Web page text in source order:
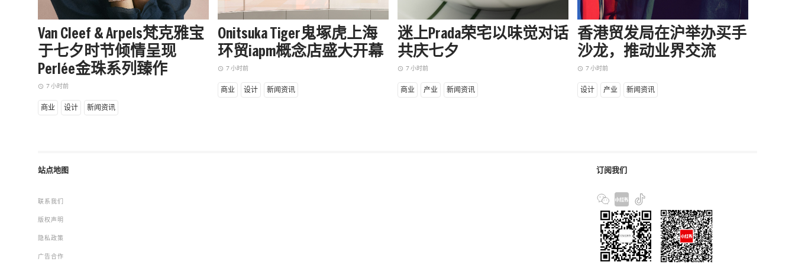
Van Cleef & Arpels梵克雅宝
于七夕时节倾情呈现
Perlée金珠系列臻作
access_time 7 小时前
商业 设计 新闻资讯
Onitsuka Tiger鬼塚虎上海
环贸iapm概念店盛大开幕
access_time 7 小时前
商业 设计 新闻资讯
迷上Prada荣宅以味觉对话
共庆七夕
access_time 7 小时前
商业 产业 新闻资讯
香港贸发局在沪举办买手
沙龙，推动业界交流
access_time 7 小时前
设计 产业 新闻资讯
订阅我们
站点地图
联系我们
版权声明
隐私政策
广告合作